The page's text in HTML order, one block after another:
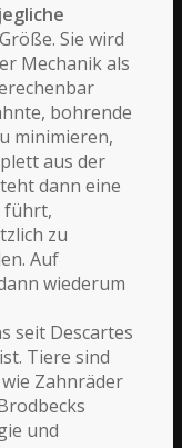
Sie wird
Mechanik als
bohrende
minimieren,
aus der
dann eine
führt,
zu
Auf
wiederum
seit Descartes
Tiere sind
Zahnräder
und